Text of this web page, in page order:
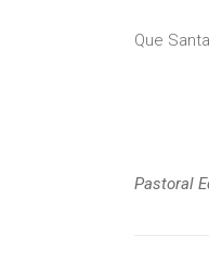
Que
Pastoral